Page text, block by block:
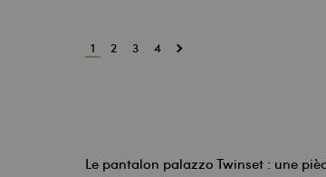
1 2 3 4
Le pantalon palazzo Twinset : une